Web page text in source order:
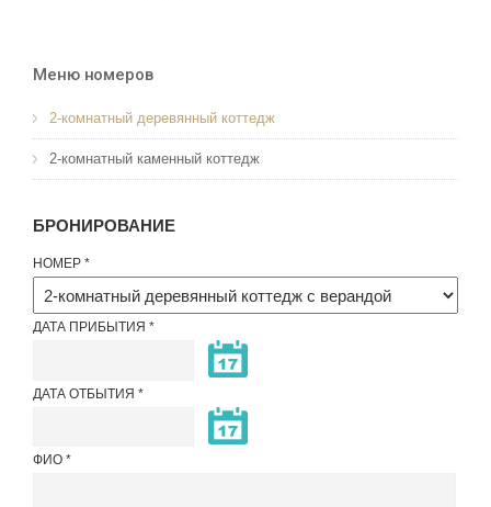
Меню номеров
2-комнатный деревянный коттедж
2-комнатный каменный коттедж
БРОНИРОВАНИЕ
НОМЕР
ДАТА ПРИБЫТИЯ
ДАТА ОТБЫТИЯ
ФИО